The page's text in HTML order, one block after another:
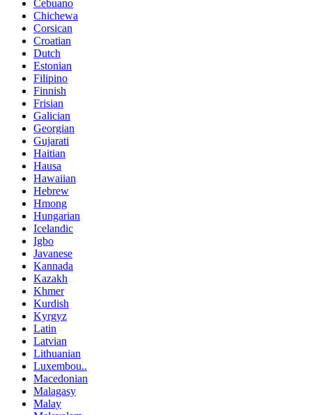
Cebuano
Chichewa
Corsican
Croatian
Dutch
Estonian
Filipino
Finnish
Frisian
Galician
Georgian
Gujarati
Haitian
Hausa
Hawaiian
Hebrew
Hmong
Hungarian
Icelandic
Igbo
Javanese
Kannada
Kazakh
Khmer
Kurdish
Kyrgyz
Latin
Latvian
Lithuanian
Luxembou..
Macedonian
Malagasy
Malay